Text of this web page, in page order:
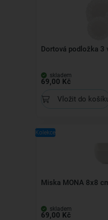
Dortová podložka 3
skladem
69,00 Kč
Vložit do
Kolekce
Miska MONA 8x8
skladem
69,00 Kč